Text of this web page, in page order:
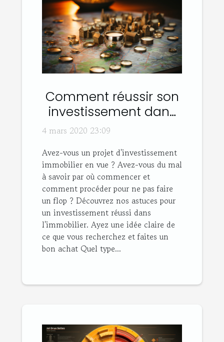
Comment réussir son
investissement dans
l'immobilier ?
4 mars 2020 23:09
Avez-vous un projet d'investissement
immobilier en vue ? Avez-vous du mal
à savoir par où commencer et
comment procéder pour ne pas faire
un flop ? Découvrez nos astuces pour
un investissement réussi dans
l'immobilier. Ayez une idée claire de
ce que vous recherchez et faites un
bon achat Quel type...